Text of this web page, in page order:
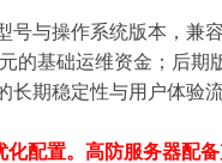
号与操作系统版本，兼
的基础运维资金；后期
期稳定性与用户体验流
配置。高防服务器配